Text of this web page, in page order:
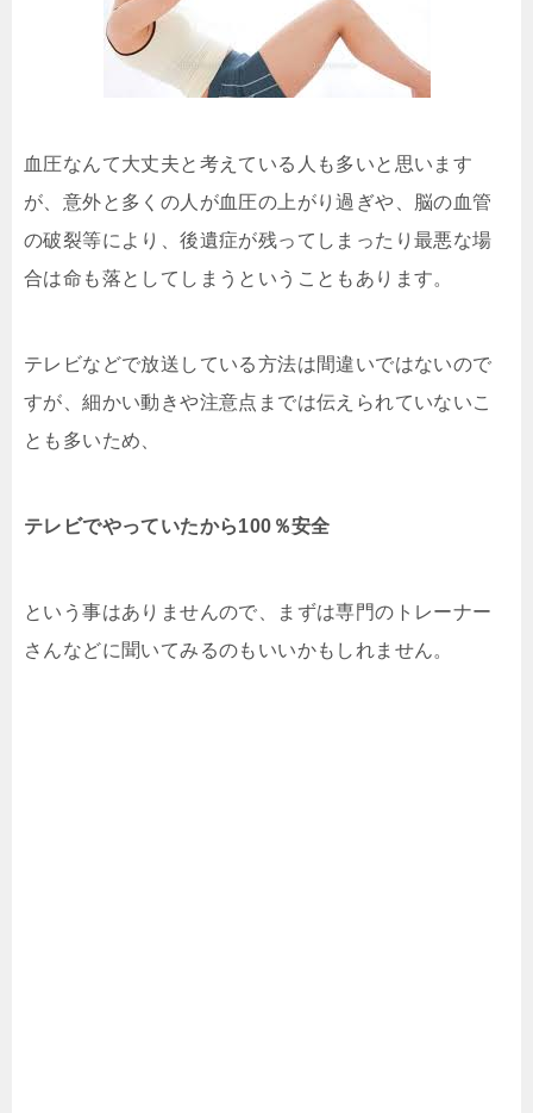
血圧なんて大丈夫と考えている人も多いと思います
が、意外と多くの人が血圧の上がり過ぎや、脳の血管
の破裂等により、後遺症が残ってしまったり最悪な場
合は命も落としてしまうということもあります。
テレビなどで放送している方法は間違いではないので
すが、細かい動きや注意点までは伝えられていないこ
とも多いため、
テレビでやっていたから100％安全
という事はありませんので、まずは専門のトレーナー
さんなどに聞いてみるのもいいかもしれません。